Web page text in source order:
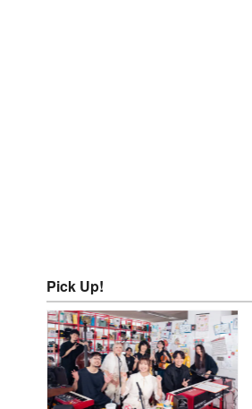
Pick Up!